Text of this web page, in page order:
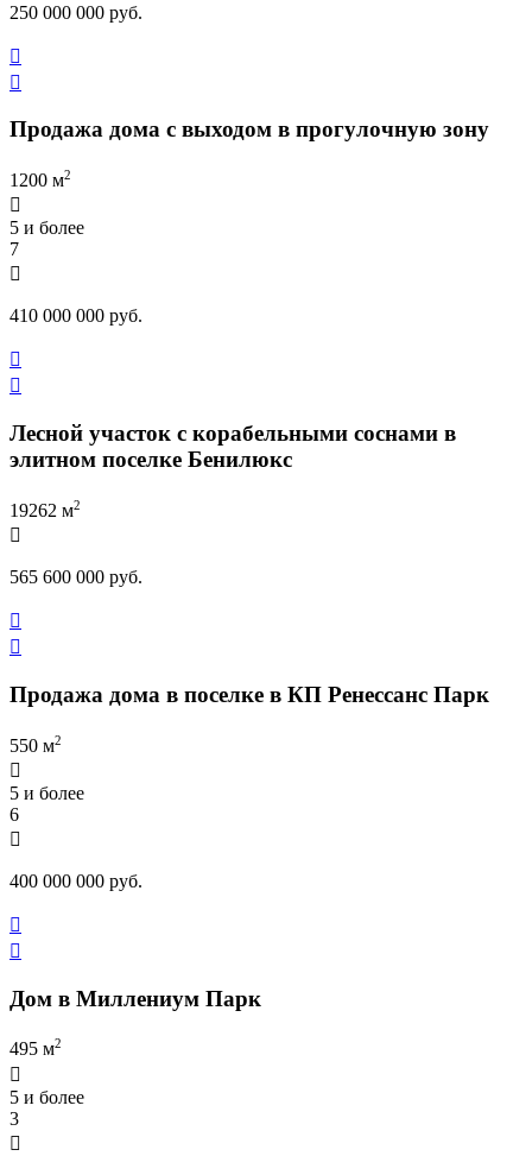
250 000 000 руб.


Продажа дома с выходом в прогулочную зону
1200 м2

5 и более
7

410 000 000 руб.


Лесной участок с корабельными соснами в
элитном поселке Бенилюкс
19262 м2

565 600 000 руб.


Продажа дома в поселке в КП Ренессанс Парк
550 м2

5 и более
6

400 000 000 руб.


Дом в Миллениум Парк
495 м2

5 и более
3
